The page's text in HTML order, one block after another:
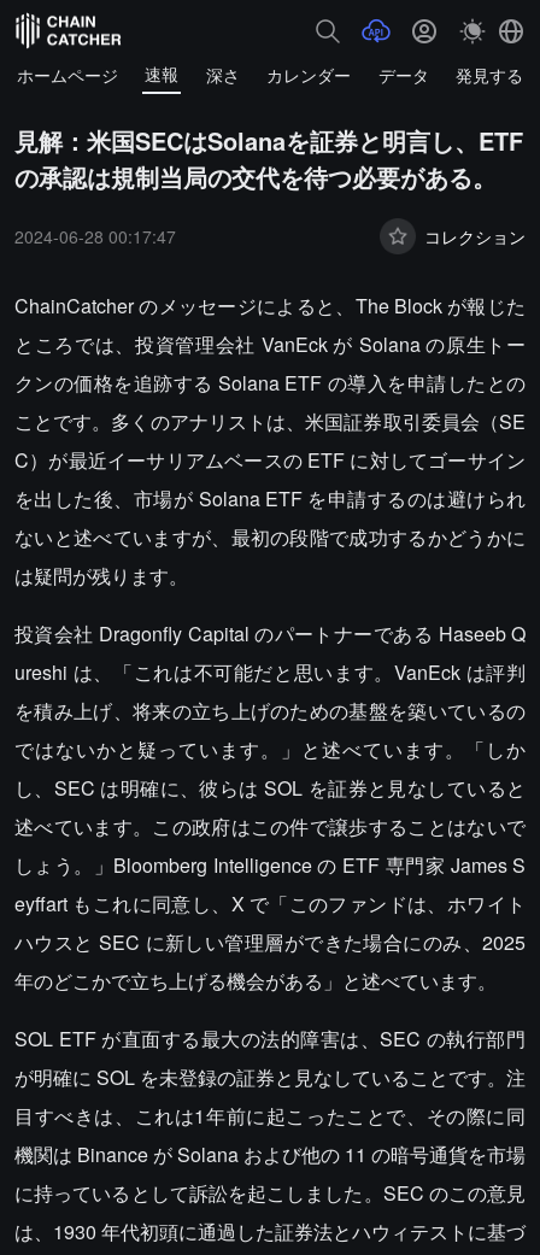
ホームページ 速報 深さ カレンダー データ 発見する
見解：米国SECはSolanaを証券と明言し、ETF
の承認は規制当局の交代を待つ必要がある。
2024-06-28 00:17:47 コレクション
ChainCatcher のメッセージによると、The Block が報じた
ところでは、投資管理会社 VanEck が Solana の原生トー
クンの価格を追跡する Solana ETF の導入を申請したとの
ことです。多くのアナリストは、米国証券取引委員会（SE
C）が最近イーサリアムベースの ETF に対してゴーサイン
を出した後、市場が Solana ETF を申請するのは避けられ
ないと述べていますが、最初の段階で成功するかどうかに
は疑問が残ります。
投資会社 Dragonfly Capital のパートナーである Haseeb Q
ureshi は、「これは不可能だと思います。VanEck は評判
を積み上げ、将来の立ち上げのための基盤を築いているの
ではないかと疑っています。」と述べています。「しか
し、SEC は明確に、彼らは SOL を証券と見なしていると
述べています。この政府はこの件で譲歩することはないで
しょう。」Bloomberg Intelligence の ETF 専門家 James S
eyffart もこれに同意し、X で「このファンドは、ホワイト
ハウスと SEC に新しい管理層ができた場合にのみ、2025
年のどこかで立ち上げる機会がある」と述べています。
SOL ETF が直面する最大の法的障害は、SEC の執行部門
が明確に SOL を未登録の証券と見なしていることです。注
目すべきは、これは1年前に起こったことで、その際に同
機関は Binance が Solana および他の 11 の暗号通貨を市場
に持っているとして訴訟を起こしました。SEC のこの意見
は、1930 年代初頭に通過した証券法とハウィテストに基づ